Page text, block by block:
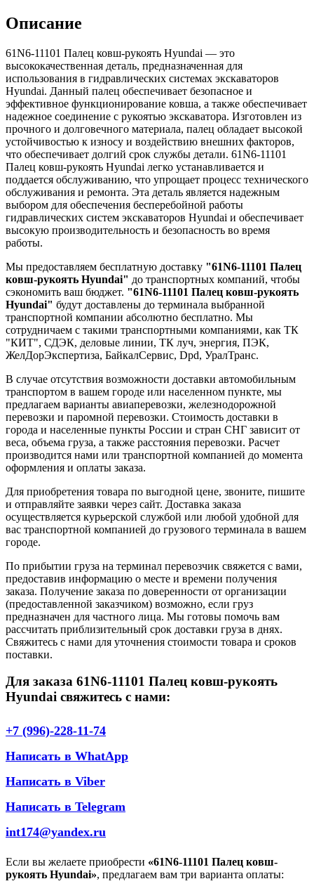
Описание
61N6-11101 Палец ковш-рукоять Hyundai — это
высококачественная деталь, предназначенная для
использования в гидравлических системах экскаваторов
Hyundai. Данный палец обеспечивает безопасное и
эффективное функционирование ковша, а также обеспечивает
надежное соединение с рукоятью экскаватора. Изготовлен из
прочного и долговечного материала, палец обладает высокой
устойчивостью к износу и воздействию внешних факторов,
что обеспечивает долгий срок службы детали. 61N6-11101
Палец ковш-рукоять Hyundai легко устанавливается и
поддается обслуживанию, что упрощает процесс технического
обслуживания и ремонта. Эта деталь является надежным
выбором для обеспечения бесперебойной работы
гидравлических систем экскаваторов Hyundai и обеспечивает
высокую производительность и безопасность во время
работы.
Мы предоставляем бесплатную доставку "61N6-11101 Палец
ковш-рукоять Hyundai" до транспортных компаний, чтобы
сэкономить ваш бюджет. "61N6-11101 Палец ковш-рукоять
Hyundai" будут доставлены до терминала выбранной
транспортной компании абсолютно бесплатно. Мы
сотрудничаем с такими транспортными компаниями, как ТК
"КИТ", СДЭК, деловые линии, ТК луч, энергия, ПЭК,
ЖелДорЭкспертиза, БайкалСервис, Dpd, УралТранс.
В случае отсутствия возможности доставки автомобильным
транспортом в вашем городе или населенном пункте, мы
предлагаем варианты авиаперевозки, железнодорожной
перевозки и паромной перевозки. Стоимость доставки в
города и населенные пункты России и стран СНГ зависит от
веса, объема груза, а также расстояния перевозки. Расчет
производится нами или транспортной компанией до момента
оформления и оплаты заказа.
Для приобретения товара по выгодной цене, звоните, пишите
и отправляйте заявки через сайт. Доставка заказа
осуществляется курьерской службой или любой удобной для
вас транспортной компанией до грузового терминала в вашем
городе.
По прибытии груза на терминал перевозчик свяжется с вами,
предоставив информацию о месте и времени получения
заказа. Получение заказа по доверенности от организации
(предоставленной заказчиком) возможно, если груз
предназначен для частного лица. Мы готовы помочь вам
рассчитать приблизительный срок доставки груза в днях.
Свяжитесь с нами для уточнения стоимости товара и сроков
поставки.
Для заказа 61N6-11101 Палец ковш-рукоять
Hyundai свяжитесь с нами:
+7 (996)-228-11-74
Написать в WhatApp
Написать в Viber
Написать в Telegram
int174@yandex.ru
Если вы желаете приобрести «61N6-11101 Палец ковш-
рукоять Hyundai», предлагаем вам три варианта оплаты: